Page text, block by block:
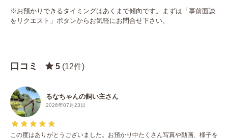
※お預かりできるタイミングはあくまで傾向です。まずは「事前面談
をリクエスト」ボタンからお気軽にお問合せ下さい。
口コミ 5 (12件)
るなちゃんの飼い主さん
2026年07月23日
この度はありがとうございました。お預かり中たくさん写真や動画、様子を